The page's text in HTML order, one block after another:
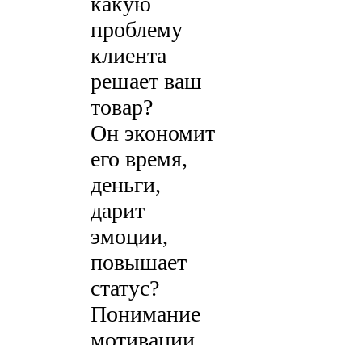
проблему
клиента
решает ваш
товар?
Он экономит
его время,
деньги,
дарит
эмоции,
повышает
статус?
Понимание
мотивации